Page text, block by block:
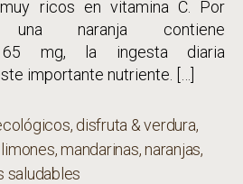
ricos en vitamina C. Por
naranja contiene
65 mg, la ingesta diaria
importante nutriente. […]
, disfruta & verdura,
limones,mandarinas,naranjas,
saludables